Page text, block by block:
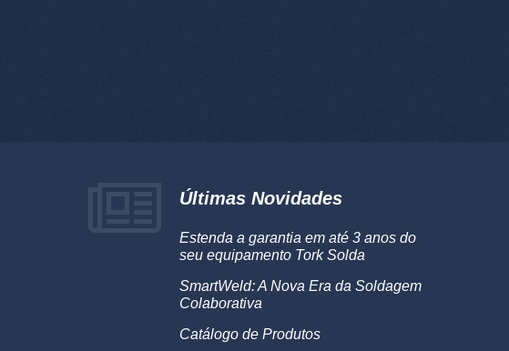
Últimas Novidades
Estenda a garantia em até 3 anos do
seu equipamento Tork Solda
SmartWeld: A Nova Era da Soldagem
Colaborativa
Catálogo de Produtos